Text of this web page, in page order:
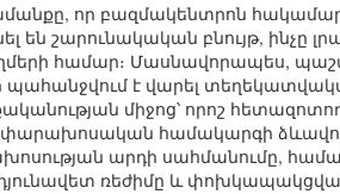
որ բազմակենտրոն
շարունակական բնույթ, ինչը
համար։ Մասնավորապես,
պահանջվում է վարել
միջոց՝ որոշ
համակարգի
արդի սահմանումը,
ռեժիմը և